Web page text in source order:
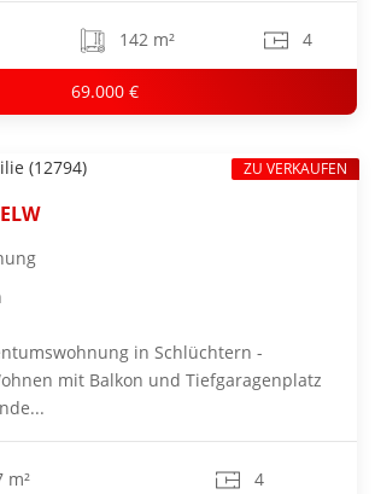
142 m² 4
69.000 €
in Schlüchtern -
mit Balkon und Tiefgaragenplatz
m² 4
ZU VERKAUFEN